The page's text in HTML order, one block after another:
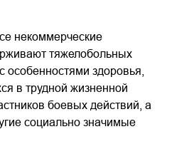
некоммерческие
тяжелобольных
особенностями здоровья,
в трудной жизненной
боевых действий, а
социально значимые